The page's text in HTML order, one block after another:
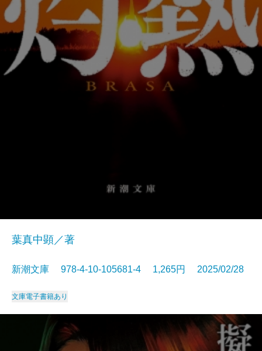
葉真中顕／著
新潮文庫 978-4-10-105681-4 1,265円 2025/02/28
文庫電子書籍あり